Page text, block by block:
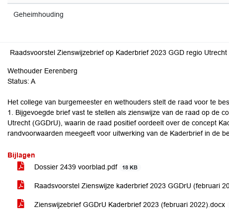
Geheimhouding
Raadsvoorstel Zienswijzebrief op Kaderbrief 2023 GGD regio Utrecht
Wethouder Eerenberg
Status: A
Het college van burgemeester en wethouders stelt de raad voor te
1. Bijgevoegde brief vast te stellen als zienswijze van de raad op de
Utrecht (GGDrU), waarin de raad positief oordeelt over de concept
randvoorwaarden meegeeft voor uitwerking van de Kaderbrief in de
Bijlagen
Dossier 2439 voorblad.pdf
18 KB
Raadsvoorstel Zienswijze kaderbrief 2023 GGDrU (februari
Zienswijzebrief GGDrU Kaderbrief 2023 (februari 2022).docx